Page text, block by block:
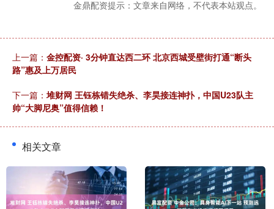
金鼎配资提示：文章来自网络，不代表本站观点。
上一篇： 金控配资· 3分钟直达西二环 北京西城受壁街打通“断头
路”惠及上万居民
下一篇：堆财网 王钰栋错失绝杀、李昊接连神扑，中国U23队主
帅“大脚尼奥”值得信赖！
相关文章